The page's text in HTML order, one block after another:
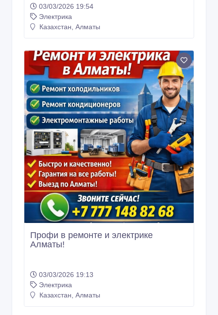
03/03/2026 19:54
Электрика
Казахстан, Алматы
Профи в ремонте и электрике
Алматы!
03/03/2026 19:13
Электрика
Казахстан, Алматы